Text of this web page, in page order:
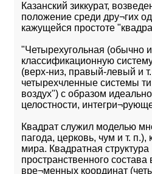
Казанский зиккурат,
положение среди дру¬гих
кажущейся простоте
"Четырехугольная (обычно
классификационную
(верх-низ, правый-левый и
четырехчленные системы
воздух") с образом
целостности,
Квадрат служил моделью
пагода, церковь, чум и т.
мира. Квадратная
пространственного
вре¬менных координат